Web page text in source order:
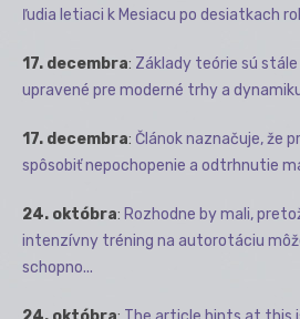
ľudia letiaci k Mesiacu po desiatkach
17. decembra: Základy teórie sú
upravené pre moderné trhy a
17. decembra: Článok naznačuje, že
spôsobiť nepochopenie a odtrhnutie
24. októbra: Rozhodne by mali,
intenzívny tréning na autorotáciu
schopno...